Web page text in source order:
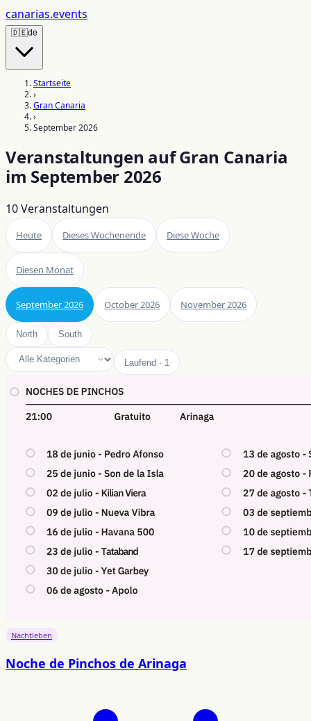
canarias.events
🇩🇪de
Startseite
›
Gran Canaria
›
September 2026
Veranstaltungen auf Gran Canaria
im September 2026
10Veranstaltungen
Heute Dieses Wochenende Diese Woche
Diesen Monat
September 2026 October 2026 November 2026
North South
Laufend · 1
Nachtleben
Noche de Pinchos de Arinaga